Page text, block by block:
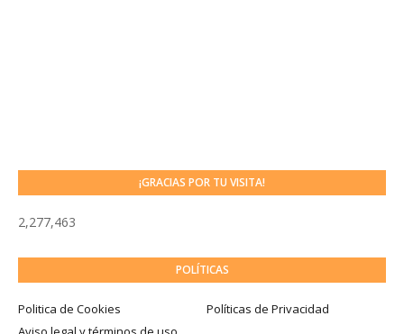
¡GRACIAS POR TU VISITA!
2,277,463
POLÍTICAS
Politica de Cookies
Políticas de Privacidad